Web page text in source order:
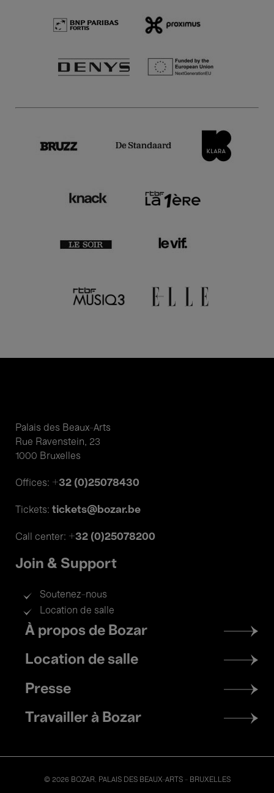
Palais des Beaux-Arts
Rue Ravenstein, 23
1000 Bruxelles
Offices: +32 (0)25078430
Tickets: tickets@bozar.be
Call center: +32 (0)25078200
Join & Support
Soutenez-nous
Location de salle
Footer
menu
À propos de Bozar
Location de salle
Presse
Travailler à Bozar
© 2026 BOZAR. PALAIS DES BEAUX-ARTS - BRUXELLES